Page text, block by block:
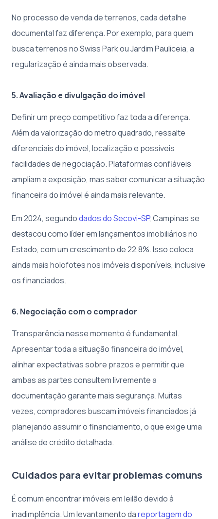
No processo de venda de terrenos, cada detalhe
documental faz diferença. Por exemplo, para quem
busca terrenos no Swiss Park ou Jardim Pauliceia, a
regularização é ainda mais observada.
5. Avaliação e divulgação do imóvel
Definir um preço competitivo faz toda a diferença.
Além da valorização do metro quadrado, ressalte
diferenciais do imóvel, localização e possíveis
facilidades de negociação. Plataformas confiáveis
ampliam a exposição, mas saber comunicar a situação
financeira do imóvel é ainda mais relevante.
Em 2024, segundodados do Secovi-SP, Campinas se
destacou como líder em lançamentos imobiliários no
Estado, com um crescimento de 22,8%. Isso coloca
ainda mais holofotes nos imóveis disponíveis, inclusive
os financiados.
6. Negociação com o comprador
Transparência nesse momento é fundamental.
Apresentar toda a situação financeira do imóvel,
alinhar expectativas sobre prazos e permitir que
ambas as partes consultem livremente a
documentação garante mais segurança. Muitas
vezes, compradores buscam imóveis financiados já
planejando assumir o financiamento, o que exige uma
análise de crédito detalhada.
Cuidados para evitar problemas comuns
É comum encontrar imóveis em leilão devido à
inadimplência. Um levantamento dareportagem do